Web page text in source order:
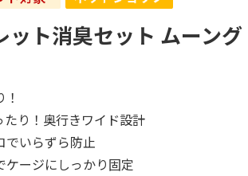
ット消臭セット ムーング
たり！奥行きワイド設計
でいらずら防止
ケージにしっかり固定